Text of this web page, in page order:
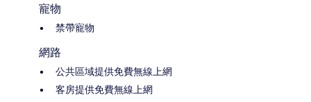
寵物
禁帶寵物
網路
公共區域提供免費無線上網
客房提供免費無線上網